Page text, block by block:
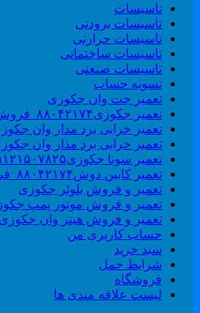
تاسیسات
تاسیسات برودتی
تاسیسات حرارتی
تاسیسات ساختمانی
تاسیسات صنعتی
تسویه حساب
تعمیر جت وان جکوزی
تعمیر جکوزی۸۸۰۴۲۱۷۴_فروش وان_جکوزی
تعمیر خرابی برد مدار وان جکوزی
تعمیر خرابی برد مدار وان جکوزی
تعمیر سونا جکوزی۰۹۱۲۱۵۰۷۸۲۵#| Sauna | Jacuzzi
تعمیر کابین دوش۸۸۰۴۲۱۷۴_فروش کابین دوش
تعمیر و فروش بلوئر جکوزی
تعمیر و فروش موتور پمپ جکوزی
تعمیر و فروش هیتر وان جکوزی
حساب کاربری من
سبد خرید
شرایط حمل
فروشگاه
لیست علاقه مندی ها